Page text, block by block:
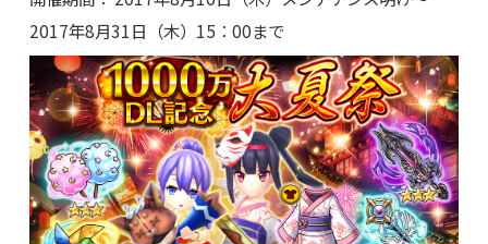
2017年8月31日（木）15：00まで